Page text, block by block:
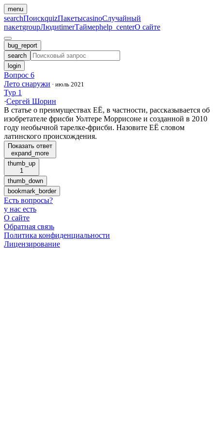
menu
searchПоискquizПакетыcasinoСлучайный
пакетgroupЛюдиtimerТаймерhelp_centerО сайте
bug_report
search
login
Вопрос 6
Лето снаружи · июль 2021
Тур 1
·Сергей Шорин
В статье о преимуществах ЕЁ, в частности, рассказывается об
изобретателе фрисби Уолтере Моррисоне и созданной в 2010
году необычной тарелке-фрисби. Назовите ЕЁ словом
латинского происхождения.
Показать ответ
expand_more
thumb_up
1
thumb_down
bookmark_border
Есть вопросы?
у нас есть
О сайте
Обратная связь
Политика конфиденциальности
Лицензирование